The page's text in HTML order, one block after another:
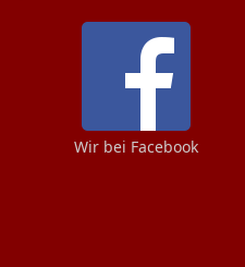
Wir bei Facebook